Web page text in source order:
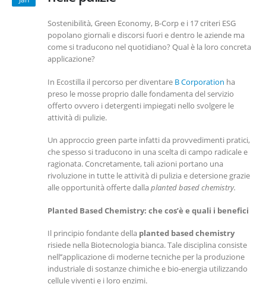
Sostenibilità, Green Economy, B-Corp e i 17 criteri ESG
popolano giornali e discorsi fuori e dentro le aziende ma
come si traducono nel quotidiano? Qual è la loro concreta
applicazione?
In Ecostilla il percorso per diventare B Corporation ha
preso le mosse proprio dalle fondamenta del servizio
offerto ovvero i detergenti impiegati nello svolgere le
attività di pulizie.
Un approccio green parte infatti da provvedimenti pratici,
che spesso si traducono in una scelta di campo radicale e
ragionata. Concretamente, tali azioni portano una
rivoluzione in tutte le attività di pulizia e detersione grazie
alle opportunità offerte dallaplanted based chemistry.
Planted Based Chemistry: che cos’è e quali i benefici
Il principio fondante della planted based chemistry
risiede nella Biotecnologia bianca. Tale disciplina consiste
nell’’applicazione di moderne tecniche per la produzione
industriale di sostanze chimiche e bio-energia utilizzando
cellule viventi e i loro enzimi.